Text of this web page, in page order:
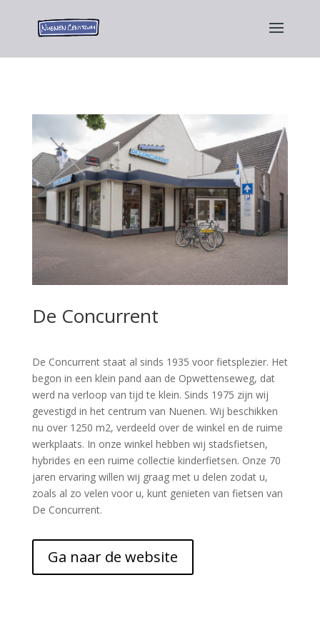
De Concurrent
De Concurrent staat al sinds 1935 voor fietsplezier. Het
begon in een klein pand aan de Opwettenseweg, dat
werd na verloop van tijd te klein. Sinds 1975 zijn wij
gevestigd in het centrum van Nuenen. Wij beschikken
nu over 1250 m2, verdeeld over de winkel en de ruime
werkplaats. In onze winkel hebben wij stadsfietsen,
hybrides en een ruime collectie kinderfietsen. Onze 70
jaren ervaring willen wij graag met u delen zodat u,
zoals al zo velen voor u, kunt genieten van fietsen van
De Concurrent.
Ga naar de website